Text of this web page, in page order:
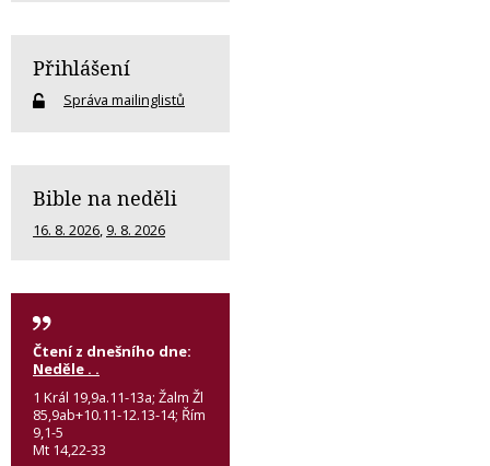
Přihlášení
Správa mailinglistů
Bible na neděli
16. 8. 2026, 9. 8. 2026
Čtení z dnešního dne:
Neděle . .
1 Král 19,9a.11-13a; Žalm Žl
85,9ab+10.11-12.13-14; Řím
9,1-5
Mt 14,22-33